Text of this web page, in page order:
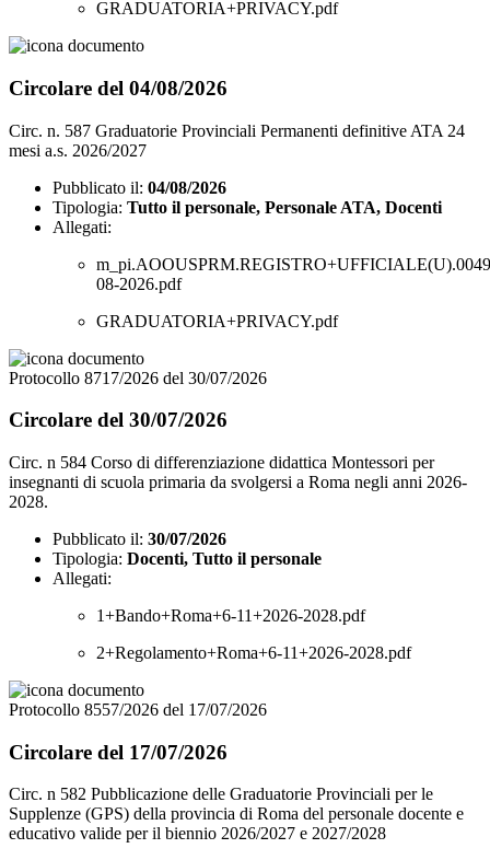
GRADUATORIA+PRIVACY.pdf
Circolare del 04/08/2026
Circ. n. 587 Graduatorie Provinciali Permanenti definitive ATA 24
mesi a.s. 2026/2027
Pubblicato il: 04/08/2026
Tipologia: Tutto il personale, Personale ATA, Docenti
Allegati:
08-2026.pdf
GRADUATORIA+PRIVACY.pdf
Protocollo 8717/2026 del 30/07/2026
Circolare del 30/07/2026
Circ. n 584 Corso di differenziazione didattica Montessori per
insegnanti di scuola primaria da svolgersi a Roma negli anni 2026-
2028.
Pubblicato il: 30/07/2026
Tipologia: Docenti, Tutto il personale
Allegati:
1+Bando+Roma+6-11+2026-2028.pdf
2+Regolamento+Roma+6-11+2026-2028.pdf
Protocollo 8557/2026 del 17/07/2026
Circolare del 17/07/2026
Circ. n 582 Pubblicazione delle Graduatorie Provinciali per le
Supplenze (GPS) della provincia di Roma del personale docente e
educativo valide per il biennio 2026/2027 e 2027/2028